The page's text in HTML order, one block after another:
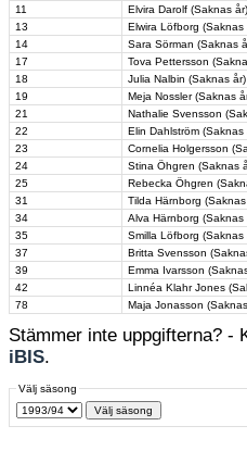
11
Elvira Darolf (Saknas år)
13
Elwira Löfborg (Saknas
14
Sara Sörman (Saknas
17
Tova Pettersson
18
Julia Nalbin (Saknas år)
19
Meja Nossler (Saknas
21
Nathalie Svensson
22
Elin Dahlström (Saknas
23
Cornelia Holgersson
24
Stina Öhgren (Saknas
25
Rebecka Öhgren
31
Tilda Härnborg
34
Alva Härnborg (Saknas
35
Smilla Löfborg (Saknas
37
Britta Svensson
39
Emma Ivarsson
42
Linnéa Klahr Jones
78
Maja Jonasson
Stämmer inte uppgifterna? -
iBIS.
Välj säsong